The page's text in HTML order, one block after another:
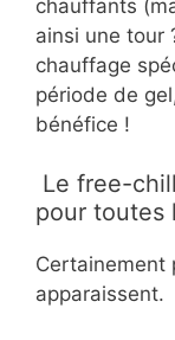
chauffants
ainsi une tour
chauffage
période de
bénéfice !
Le free-
pour toutes
Certainement
apparaissent.